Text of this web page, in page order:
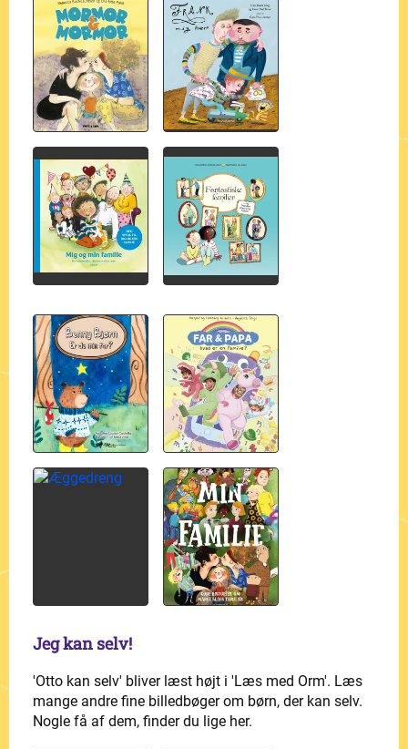
Jeg kan selv!
'Otto kan selv' bliver læst højt i 'Læs med Orm'. Læs
mange andre fine billedbøger om børn, der kan selv.
Nogle få af dem, finder du lige her.